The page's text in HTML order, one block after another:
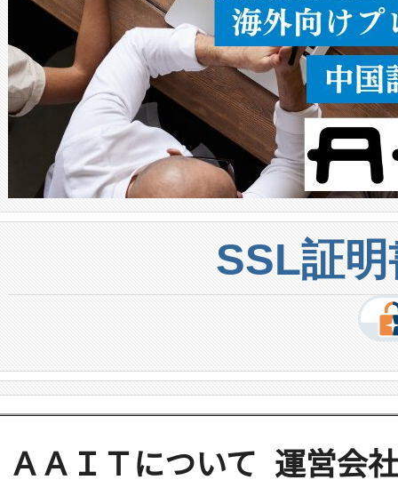
SSL証
ＡＡＩＴについて 運営会社